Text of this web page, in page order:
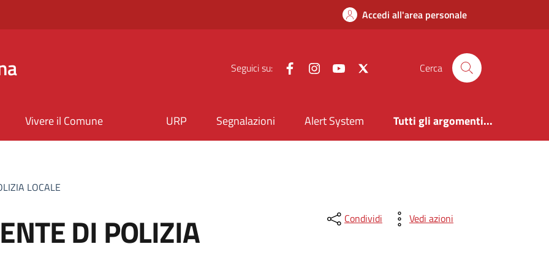
Accedi all'area personale
Seguici su: FacebookInstagramYouTube Cerca
Vivere il Comune URP Segnalazioni Alert System Tutti gli argomenti...
LOCALE
DI POLIZIA
Condividi Vedi azioni